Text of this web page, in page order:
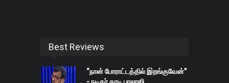
Best Reviews
“நான் போராட்டத்தில் இறங்குவேன்”